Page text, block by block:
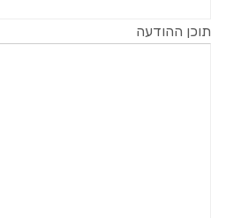
תוכן ההודעה